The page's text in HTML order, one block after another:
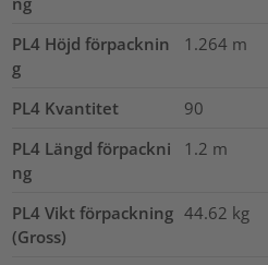
PL4 Höjd förpacknin
g
1.264 m
PL4 Kvantitet
90
PL4 Längd förpackni
ng
1.2 m
PL4 Vikt förpackning
(Gross)
44.62 kg